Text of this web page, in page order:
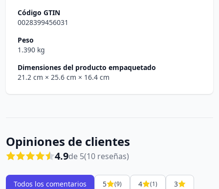
Código GTIN
0028399456031
Peso
1.390 kg
Dimensiones del producto empaquetado
21.2 cm × 25.6 cm × 16.4 cm
Opiniones de clientes
4.9de 5(10 reseñas)
Todos los comentarios 5 (9) 4 (1)
3